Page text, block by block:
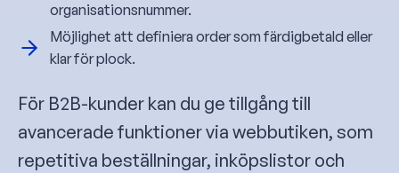
organisationsnummer.
Möjlighet att definiera order som färdigbetald eller
klar för plock.
För B2B-kunder kan du ge tillgång till
avancerade funktioner via webbutiken, som
repetitiva beställningar, inköpslistor och